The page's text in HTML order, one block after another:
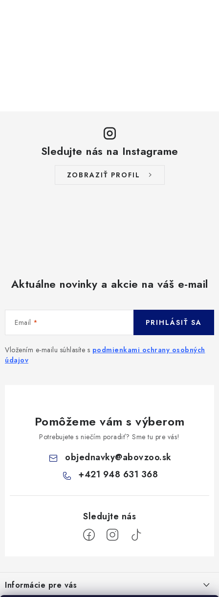
Sledujte nás na Instagrame
ZOBRAZIŤ PROFIL
Aktuálne novinky a akcie na váš e-mail
Email
Vložením e-mailu súhlasíte s podmienkami ochrany osobných
údajov
PRIHLÁSIŤ SA
Pomôžeme vám s výberom
Potrebujete s niečím poradiť? Sme tu pre vás!
objednavky@abovzoo.sk
+421 948 631 368
pInformácie pre vás